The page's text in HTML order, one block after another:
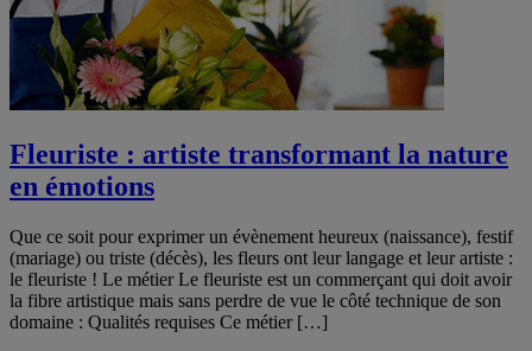
Fleuriste : artiste transformant la nature
en émotions
Que ce soit pour exprimer un évènement heureux (naissance), festif
(mariage) ou triste (décès), les fleurs ont leur langage et leur artiste :
le fleuriste ! Le métier Le fleuriste est un commerçant qui doit avoir
la fibre artistique mais sans perdre de vue le côté technique de son
domaine : Qualités requises Ce métier […]